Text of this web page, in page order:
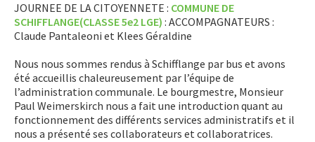
JOURNEE DE LA CITOYENNETE : COMMUNE DE
SCHIFFLANGE(CLASSE 5e2 LGE) : ACCOMPAGNATEURS :
Claude Pantaleoni et Klees Géraldine
Nous nous sommes rendus à Schifflange par bus et avons
été accueillis chaleureusement par l’équipe de
l’administration communale. Le bourgmestre, Monsieur
Paul Weimerskirch nous a fait une introduction quant au
fonctionnement des différents services administratifs et il
nous a présenté ses collaborateurs et collaboratrices.